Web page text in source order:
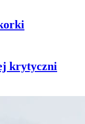
krytyczni